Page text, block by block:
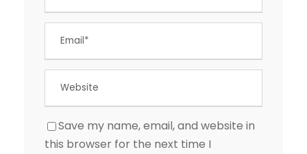
Save my name, email, and website in
this browser for the next time I